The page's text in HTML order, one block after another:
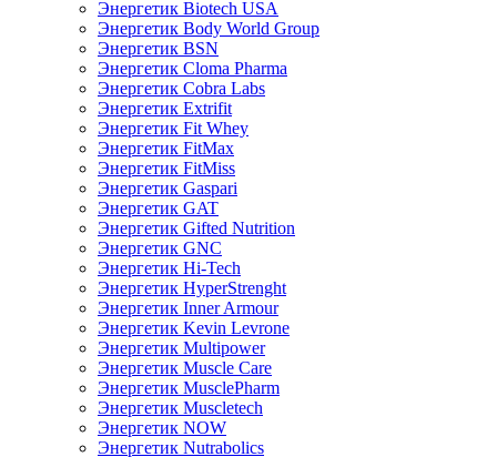
Энергетик Biotech USA
Энергетик Body World Group
Энергетик BSN
Энергетик Cloma Pharma
Энергетик Cobra Labs
Энергетик Extrifit
Энергетик Fit Whey
Энергетик FitMax
Энергетик FitMiss
Энергетик Gaspari
Энергетик GAT
Энергетик Gifted Nutrition
Энергетик GNC
Энергетик Hi-Tech
Энергетик HyperStrenght
Энергетик Inner Armour
Энергетик Kevin Levrone
Энергетик Multipower
Энергетик Muscle Care
Энергетик MusclePharm
Энергетик Muscletech
Энергетик NOW
Энергетик Nutrabolics